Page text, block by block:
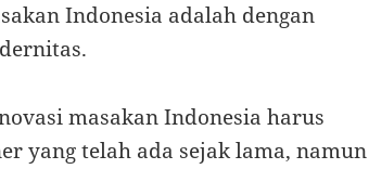
Indonesia adalah dengan
masakan Indonesia harus
yang telah ada sejak lama, namun